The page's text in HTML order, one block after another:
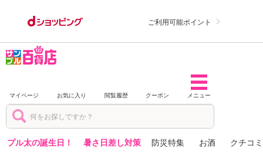
ご利用可能ポイント
マイページ お気に入り 閲覧履歴 クーポン メニュー
プル太の誕生日！ 暑さ日差し対策 防災特集 お酒 クチコ